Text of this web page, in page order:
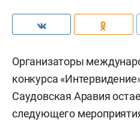
Организаторы
конкурса
Саудовская Аравия
следующего